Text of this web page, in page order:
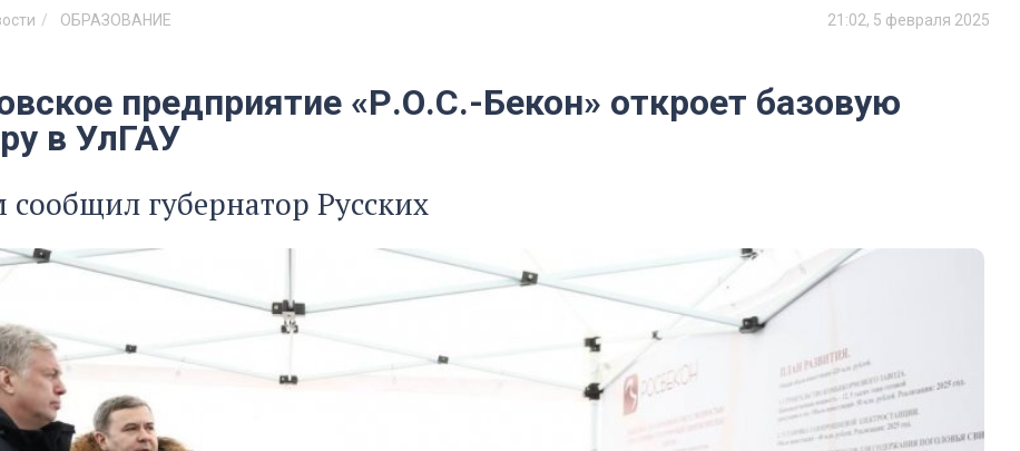
ОБРАЗОВАНИЕ 21:02, 5 февраля 2025
предприятие «Р.О.С.-Бекон» откроет базовую
в УлГАУ
сообщил губернатор Русских